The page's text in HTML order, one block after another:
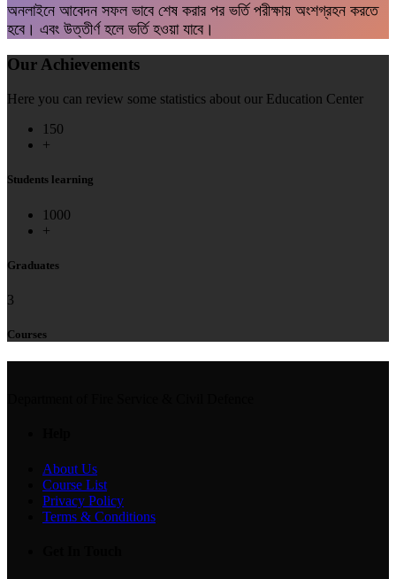
অনলাইনে আবেদন সফল ভাবে শেষ করার পর ভর্তি পরীক্ষায় অংশগ্রহন করতে
হবে। এবং উত্তীর্ণ হলে ভর্তি হওয়া যাবে।
Our Achievements
Here you can review some statistics about our Education Center
150
+
Students learning
1000
+
Graduates
3
Courses
About Us
Course List
Privacy Policy
Terms & Conditions